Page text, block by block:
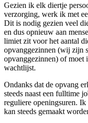
Gezien ik elk diertje
verzorging, werk ik met
Dit is nodig gezien veel
en dus opnieuw aan
limiet zit voor het aantal
opvanggezinnen (wij zijn
opvanggezinnen) of moet
wachtlijst.
Ondanks dat de opvang
steeds naast een fulltime
reguliere openingsuren.
kan steeds gemaakt